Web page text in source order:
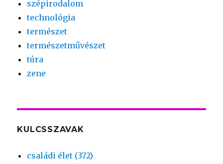
szépirodalom
technológia
természet
természetművészet
túra
zene
KULCSSZAVAK
családi élet (372)